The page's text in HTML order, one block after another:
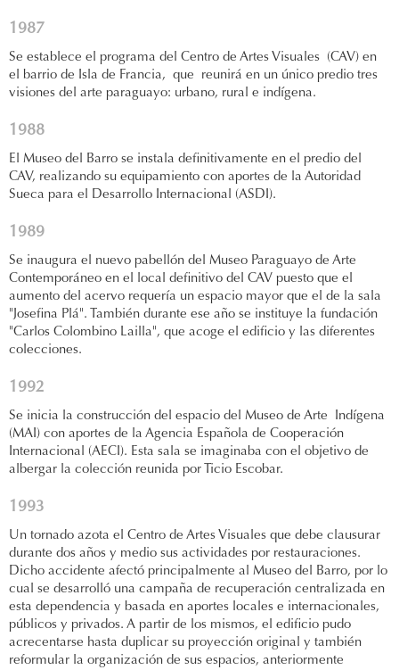
1987
Se establece el programa del Centro de Artes Visuales (CAV) en
el barrio de Isla de Francia, que reunirá en un único predio tres
visiones del arte paraguayo: urbano, rural e indígena.
1988
El Museo del Barro se instala definitivamente en el predio del
CAV, realizando su equipamiento con aportes de la Autoridad
Sueca para el Desarrollo Internacional (ASDI).
1989
Se inaugura el nuevo pabellón del Museo Paraguayo de Arte
Contemporáneo en el local definitivo del CAV puesto que el
aumento del acervo requería un espacio mayor que el de la sala
"Josefina Plá". También durante ese año se instituye la fundación
"Carlos Colombino Lailla", que acoge el edificio y las diferentes
colecciones.
1992
Se inicia la construcción del espacio del Museo de Arte Indígena
(MAI) con aportes de la Agencia Española de Cooperación
Internacional (AECI). Esta sala se imaginaba con el objetivo de
albergar la colección reunida por Ticio Escobar.
1993
Un tornado azota el Centro de Artes Visuales que debe clausurar
durante dos años y medio sus actividades por restauraciones.
Dicho accidente afectó principalmente al Museo del Barro, por lo
cual se desarrolló una campaña de recuperación centralizada en
esta dependencia y basada en aportes locales e internacionales,
públicos y privados. A partir de los mismos, el edificio pudo
acrecentarse hasta duplicar su proyección original y también
reformular la organización de sus espacios, anteriormente